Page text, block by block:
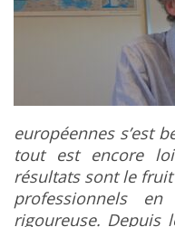
européennes s’est
tout est encore
résultats sont le
professionnels en
rigoureuse. Depuis